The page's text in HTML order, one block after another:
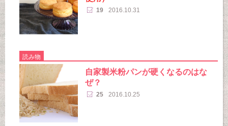
19 2016.10.31
読み物
自家製米粉パンが硬くなるのはな
ぜ？
25 2016.10.25